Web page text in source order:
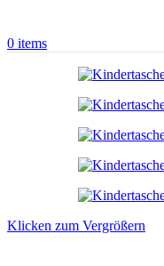
0 items
Klicken zum Vergrößern